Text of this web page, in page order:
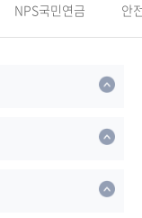
NPS국민연금 안